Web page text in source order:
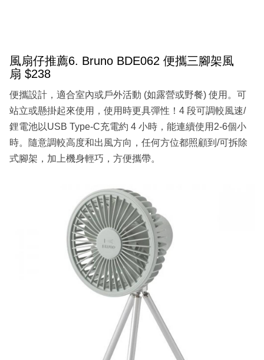
風扇仔推薦6. Bruno BDE062 便攜三腳架風
扇 $238
便攜設計，適合室內或戶外活動 (如露營或野餐) 使用。可
站立或懸掛起來使用，使用時更具彈性！4 段可調較風速/
鋰電池以USB Type-C充電約 4 小時，能連續使用2-6個小
時。隨意調較高度和出風方向，任何方位都照顧到/可拆除
式腳架，加上機身輕巧，方便攜帶。